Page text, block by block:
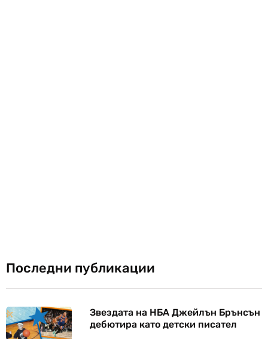
Последни публикации
Звездата на НБА Джейлън Брънсън
дебютира като детски писател